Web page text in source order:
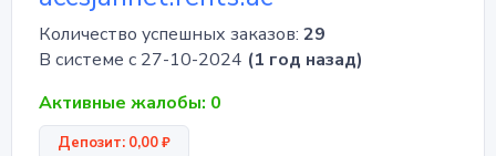
Количество успешных заказов: 29
В системе с 27-10-2024 (1 год назад)
Активные жалобы: 0
Депозит: 0,00 ₽